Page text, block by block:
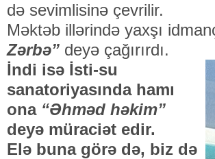
də sevimlisinə çevrilir.
Məktəb illərində yaxşı
Zərbə” deyə çağırırdı.
İndi isə İsti-su
sanatoriyasında hamı
ona “Əhməd həkim”
deyə müraciət edir.
Elə buna görə də, biz də